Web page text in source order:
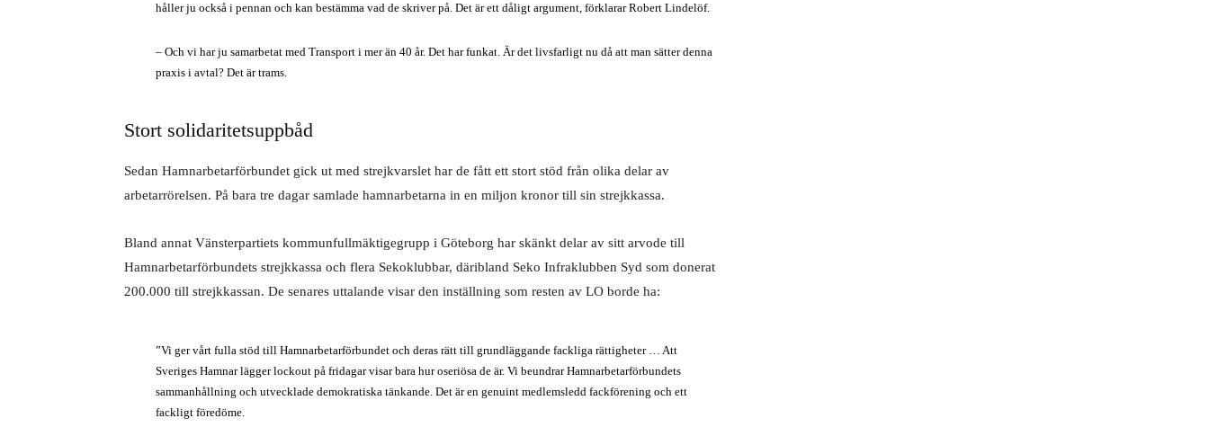
håller ju också i pennan och kan bestämma vad de skriver på. Det är ett dåligt argument, förklarar Robert Lindelöf.
– Och vi har ju samarbetat med Transport i mer än 40 år. Det har funkat. Är det livsfarligt nu då att man sätter denna
praxis i avtal? Det är trams.
Stort solidaritetsuppbåd
Sedan Hamnarbetarförbundet gick ut med strejkvarslet har de fått ett stort stöd från olika delar av
arbetarrörelsen. På bara tre dagar samlade hamnarbetarna in en miljon kronor till sin strejkkassa.
Bland annat Vänsterpartiets kommunfullmäktigegrupp i Göteborg har skänkt delar av sitt arvode till
Hamnarbetarförbundets strejkkassa och flera Sekoklubbar, däribland Seko Infraklubben Syd som donerat
200.000 till strejkkassan. De senares uttalande visar den inställning som resten av LO borde ha:
”Vi ger vårt fulla stöd till Hamnarbetarförbundet och deras rätt till grundläggande fackliga rättigheter … Att
Sveriges Hamnar lägger lockout på fridagar visar bara hur oseriösa de är. Vi beundrar Hamnarbetarförbundets
sammanhållning och utvecklade demokratiska tänkande. Det är en genuint medlemsledd fackförening och ett
fackligt föredöme.